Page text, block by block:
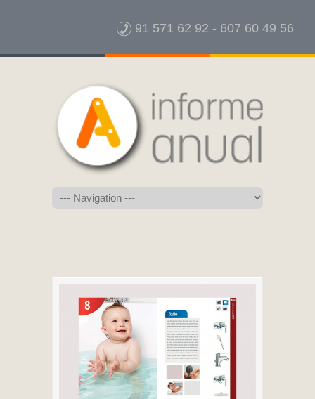
91 571 62 92 - 607 60 49 56